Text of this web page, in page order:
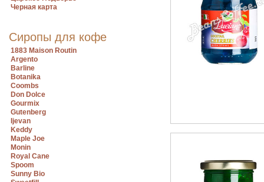
Черная карта
Сиропы для кофе
1883 Maison Routin
Argento
Barline
Botanika
Coombs
Don Dolce
Gourmix
Gutenberg
Ijevan
Keddy
Maple Joe
Monin
Royal Cane
Spoom
Sunny Bio